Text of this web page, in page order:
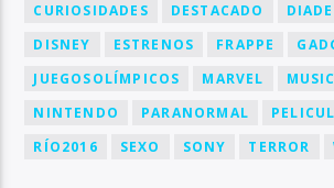
CURIOSIDADES
DESTACADO
DISNEY
ESTRENOS FRAPPE
JUEGOSOLÍMPICOS
MARVEL
NINTENDO
PARANORMAL
RÍO2016
SEXO SONY TERROR